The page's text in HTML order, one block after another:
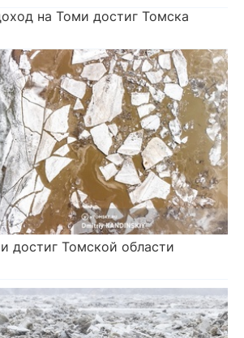
на Томи достиг Томска
достиг Томской области